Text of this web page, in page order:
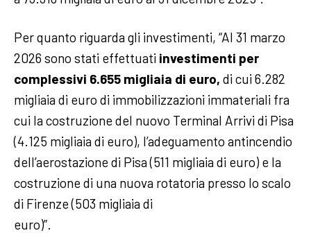
Per quanto riguarda gli investimenti, “Al 31 marzo
2026 sono stati effettuati investimenti per
complessivi 6.655 migliaia di euro, di cui 6.282
migliaia di euro di immobilizzazioni immateriali fra
cui la costruzione del nuovo Terminal Arrivi di Pisa
(4.125 migliaia di euro), l’adeguamento antincendio
dell’aerostazione di Pisa (511 migliaia di euro) e la
costruzione di una nuova rotatoria presso lo scalo
di Firenze (503 migliaia di
euro)”.